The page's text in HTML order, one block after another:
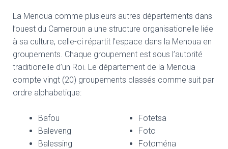
La Menoua comme plusieurs autres départements dans
l’ouest du Cameroun a une structure organisationelle liée
à sa culture, celle-ci répartit l’espace dans la Menoua en
groupements. Chaque groupement est sous l’autorité
traditionelle d’un Roi. Le département de la Menoua
compte vingt (20) groupements classés comme suit par
ordre alphabetique:
Bafou
Baleveng
Balessing
Fotetsa
Foto
Fotoména